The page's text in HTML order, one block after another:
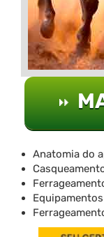
Anatomia do